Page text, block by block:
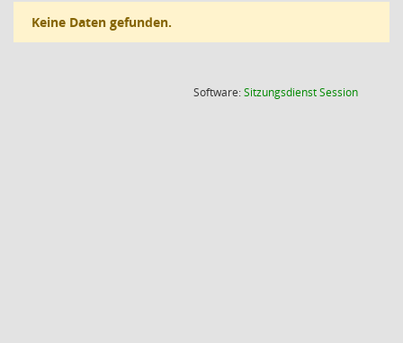
Keine Daten gefunden.
Software:SitzungsdienstSession(Wird in